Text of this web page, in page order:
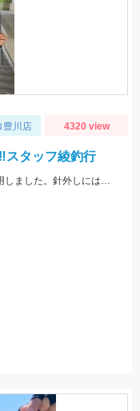
豊川店 4320 view
スタッフ綾釣行
今年はサイズが大きめ！？エサは赤イソメを使用しました。針外しにはフォーセップがあると鋏まれずにすみますよ！